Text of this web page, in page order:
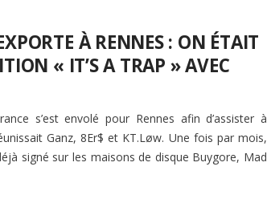
À RENNES : ON ÉTAIT
« IT’S A TRAP » AVEC
s’est envolé pour Rennes afin d’assister à
Ganz, 8Er$ et KT.Løw. Une fois par mois,
signé sur les maisons de disque Buygore, Mad